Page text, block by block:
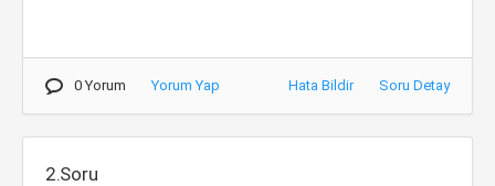
0 Yorum Yorum Yap Hata Bildir Soru Detay
2.Soru